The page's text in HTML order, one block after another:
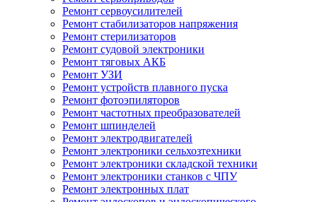
Ремонт сервоусилителей
Ремонт стабилизаторов напряжения
Ремонт стерилизаторов
Ремонт судовой электроники
Ремонт тяговых АКБ
Ремонт УЗИ
Ремонт устройств плавного пуска
Ремонт фотоэпиляторов
Ремонт частотных преобразователей
Ремонт шпинделей
Ремонт электродвигателей
Ремонт электроники сельхозтехники
Ремонт электроники складской техники
Ремонт электроники станков с ЧПУ
Ремонт электронных плат